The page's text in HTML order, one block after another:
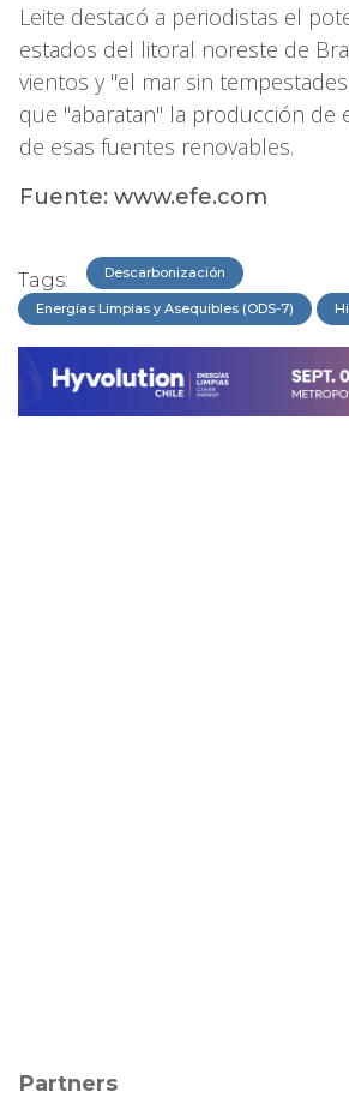
Leite destacó a periodistas el
estados del litoral noreste de
vientos y "el mar sin
que "abaratan" la producción de
de esas fuentes renovables.
Fuente: www.efe.com
Tags: Descarbonización
Energías Limpias y Asequibles (ODS-7)
Partners